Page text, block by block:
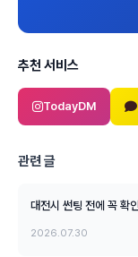
추천 서비스
TodayDM
관련 글
대전시 썬팅 전에 꼭 확
2026.07.30